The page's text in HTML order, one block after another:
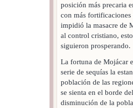
posición más precaria
con más fortificaciones
impidió la masacre de
al control cristiano,
siguieron prosperando.
La fortuna de Mojácar
serie de sequías la
población de las
se sienta en el borde
disminución de la